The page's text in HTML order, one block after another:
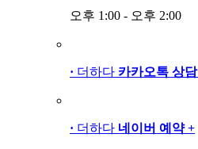
오후 1:00 - 오후 2:00
· 더하다 카카오톡 상담
· 더하다 네이버 예약 +